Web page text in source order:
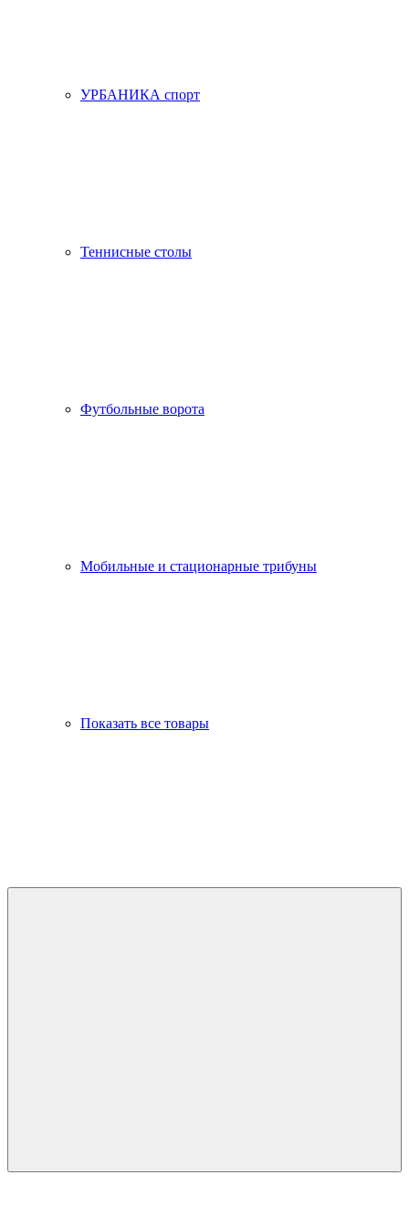
УРБАНИКА спорт
Теннисные столы
Футбольные ворота
Мобильные и стационарные трибуны
Показать все товары